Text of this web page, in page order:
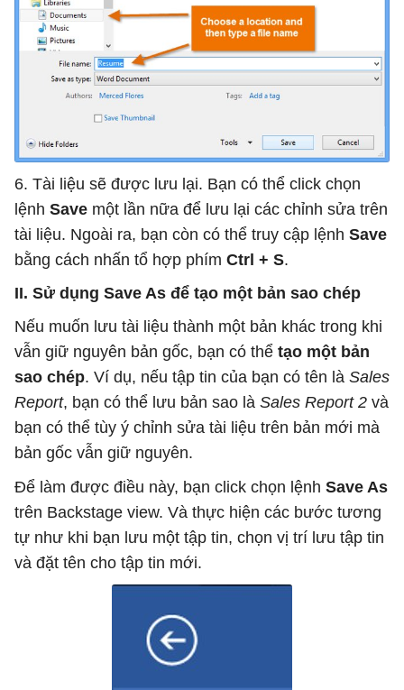
6. Tài liệu sẽ được lưu lại. Bạn có thể click chọn
lệnh Save một lần nữa để lưu lại các chỉnh sửa trên
tài liệu. Ngoài ra, bạn còn có thể truy cập lệnh Save
bằng cách nhấn tổ hợp phím Ctrl + S.
II. Sử dụng Save As để tạo một bản sao chép
Nếu muốn lưu tài liệu thành một bản khác trong khi
vẫn giữ nguyên bản gốc, bạn có thể tạo một bản
sao chép. Ví dụ, nếu tập tin của bạn có tên là Sales
Report, bạn có thể lưu bản sao là Sales Report 2 và
bạn có thể tùy ý chỉnh sửa tài liệu trên bản mới mà
bản gốc vẫn giữ nguyên.
Để làm được điều này, bạn click chọn lệnh Save As
trên Backstage view. Và thực hiện các bước tương
tự như khi bạn lưu một tập tin, chọn vị trí lưu tập tin
và đặt tên cho tập tin mới.